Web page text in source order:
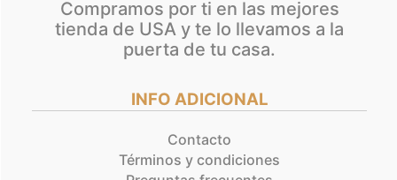
Compramos por ti en las mejores
tienda de USA y te lo llevamos a la
puerta de tu casa.
INFO ADICIONAL
Contacto
Términos y condiciones